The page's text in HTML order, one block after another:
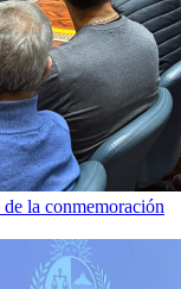
la conmemoración